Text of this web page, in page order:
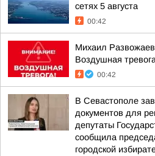
сетях 5 августа
00:42
Михаил
Воздушная
00:42
В Севастополе
документов для
депутаты
сообщила
городской